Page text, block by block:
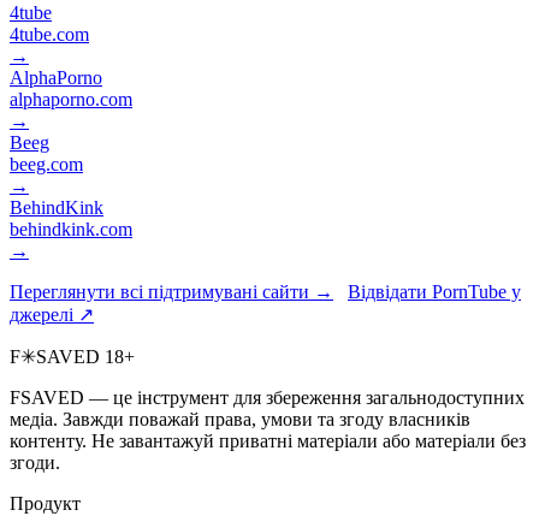
4tube
4tube.com
→
AlphaPorno
alphaporno.com
→
Beeg
beeg.com
→
BehindKink
behindkink.com
→
Переглянути всі підтримувані сайти →
Відвідати PornTube у
джерелі ↗
F✳SAVED 18+
FSAVED — це інструмент для збереження загальнодоступних
медіа. Завжди поважай права, умови та згоду власників
контенту. Не завантажуй приватні матеріали або матеріали без
згоди.
Продукт